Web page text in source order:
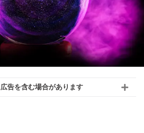
告を含む場合があります